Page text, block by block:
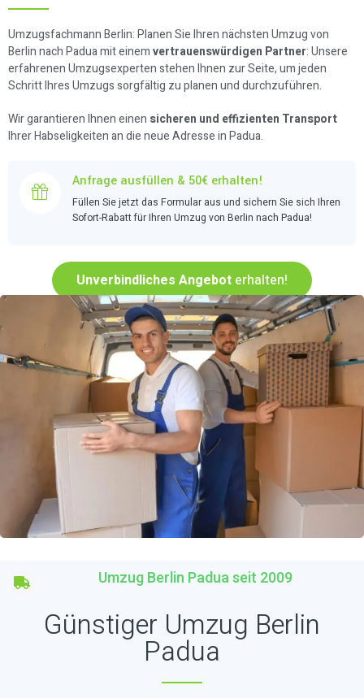
Umzugsfachmann Berlin: Planen Sie Ihren nächsten Umzug von
Berlin nach Padua mit einemvertrauenswürdigen Partner: Unsere
erfahrenen Umzugsexperten stehen Ihnen zur Seite, um jeden
Schritt Ihres Umzugs sorgfältig zu planen und durchzuführen.
Wir garantieren Ihnen einen sicheren und effizienten Transport
Ihrer Habseligkeiten an die neue Adresse in Padua.
Anfrage ausfüllen & 50€ erhalten!
Füllen Sie jetzt das Formular aus und sichern Sie sich Ihren
Sofort-Rabatt für Ihren Umzug von Berlin nach Padua!
Unverbindliches Angebot erhalten!
Umzug Berlin Padua seit 2009
Günstiger Umzug Berlin
Padua